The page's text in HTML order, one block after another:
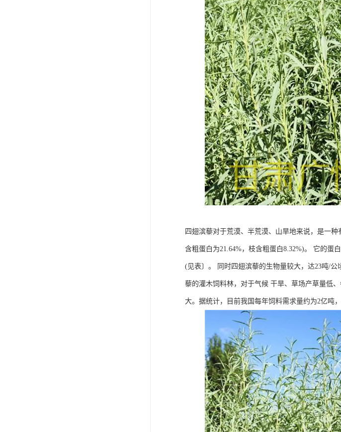
四翅滨藜对于荒漠、半荒漠、山旱地来说，是一
含粗蛋白为21.64%，枝含粗蛋白8.32%)。 它的蛋
(见表〕。 同时四翅滨藜的生物量较大，达23吨/
藜的灌木饲料林，对于气候 干旱、草场产草量低
大。据统计，目前我国每年饲料需求量约为2亿吨